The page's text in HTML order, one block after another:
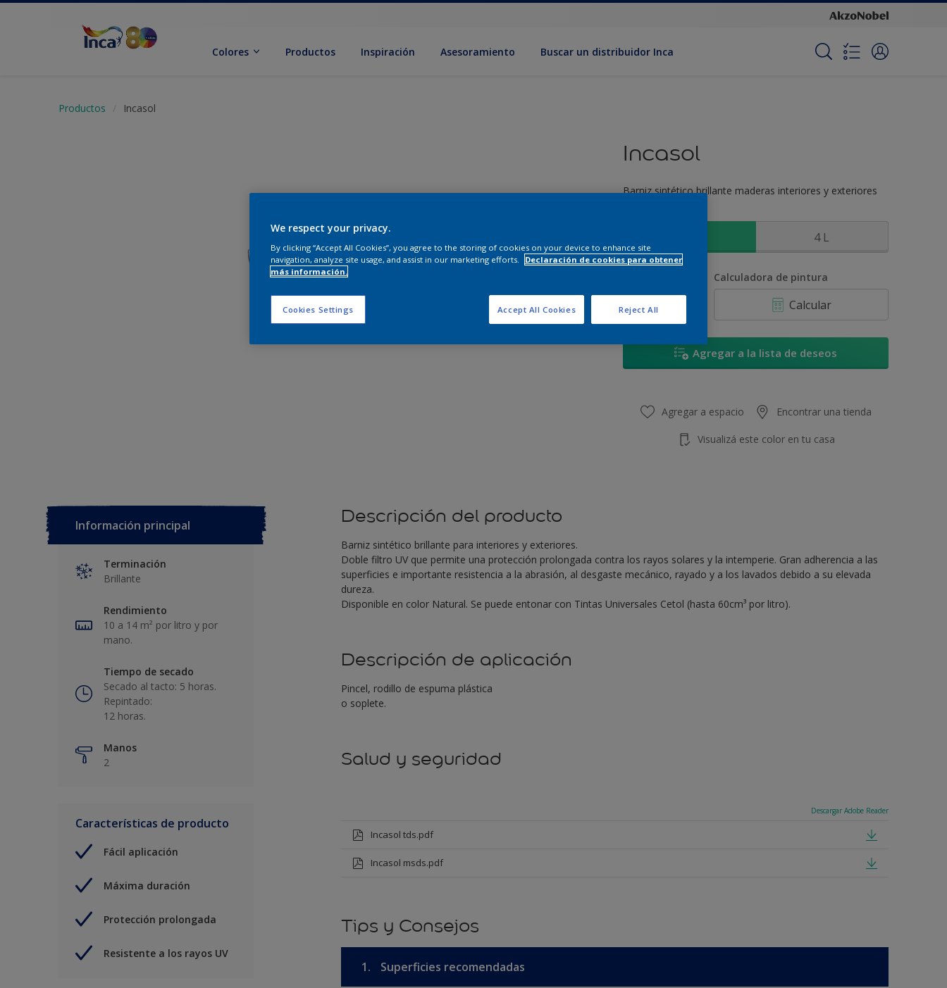
Colores Productos Inspiración Asesoramiento Buscar un distribuidor Inca
Productos Incasol
Incasol
Barniz sintético brillante maderas interiores y exteriores
4 L
Calculadora de pintura
Calcular
Agregar a la lista de deseos
Agregar a espacio Encontrar una tienda
Visualizá este color en tu casa
Información principal
Terminación
Brillante
Rendimiento
10 a 14 m² por litro y por
mano.
Tiempo de secado
Secado al tacto: 5 horas.
Repintado:
12 horas.
Manos
2
Características de producto
Fácil aplicación
Máxima duración
Protección prolongada
Resistente a los rayos UV
Descripción del producto
Barniz sintético brillante para interiores y exteriores.
Doble filtro UV que permite una protección prolongada contra los rayos solares y la intemperie. Gran adherencia a las
superficies e importante resistencia a la abrasión, al desgaste mecánico, rayado y a los lavados debido a su elevada
dureza.
Disponible en color Natural. Se puede entonar con Tintas Universales Cetol (hasta 60cm³ por litro).
Descripción de aplicación
Pincel, rodillo de espuma plástica
o soplete.
Salud y seguridad
Descargar Adobe Reader
Incasol tds.pdf
Incasol msds.pdf
Tips y Consejos
1. Superficies recomendadas
We respect your privacy.
By clicking “Accept All Cookies”, you agree to the storing of cookies on your device to enhance site
navigation, analyze site usage, and assist in our marketing efforts.
Declaración de cookies para obtener
más información.
Cookies Settings Reject All
Accept All Cookies